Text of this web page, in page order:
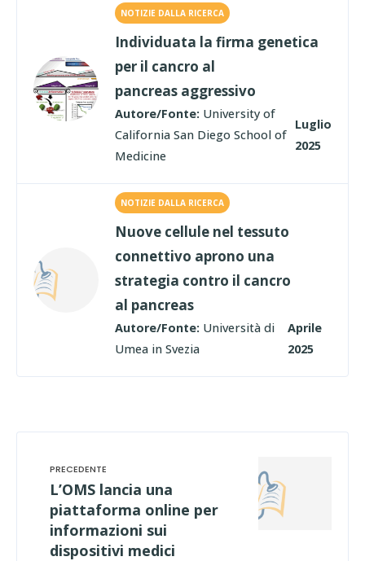
NOTIZIE DALLA RICERCA
Individuata la firma genetica
per il cancro al
pancreas aggressivo
Autore/Fonte: University of
California San Diego School of
Medicine
Luglio
2025
NOTIZIE DALLA RICERCA
Nuove cellule nel tessuto
connettivo aprono una
strategia contro il cancro
al pancreas
Autore/Fonte: Università di
Umea in Svezia
Aprile
2025
L’OMS lancia una
piattaforma online per
informazioni sui
dispositivi medici